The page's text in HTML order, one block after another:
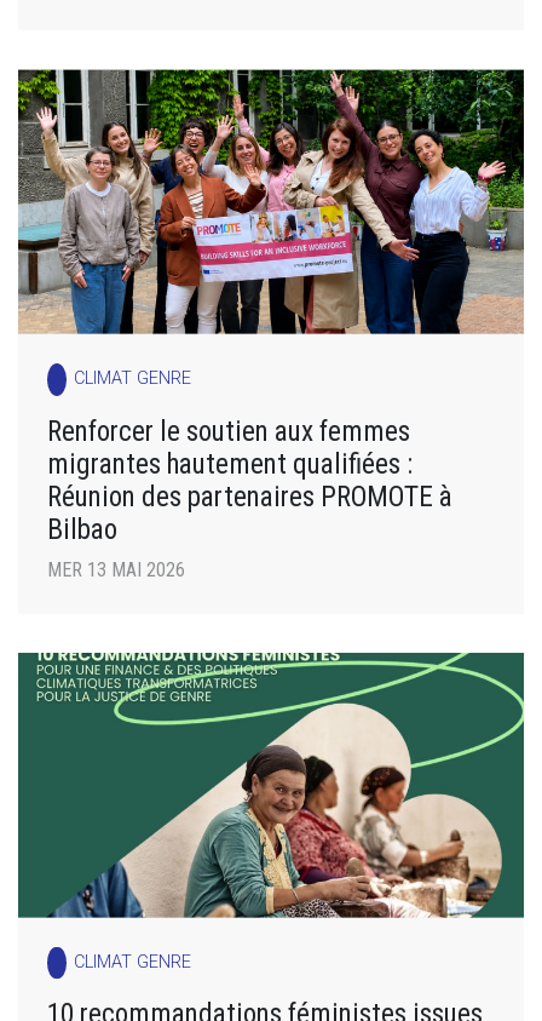
CLIMAT GENRE
Renforcer le soutien aux femmes
migrantes hautement qualifiées :
Réunion des partenaires PROMOTE à
Bilbao
MER 13 MAI 2026
CLIMAT GENRE
10 recommandations féministes issues